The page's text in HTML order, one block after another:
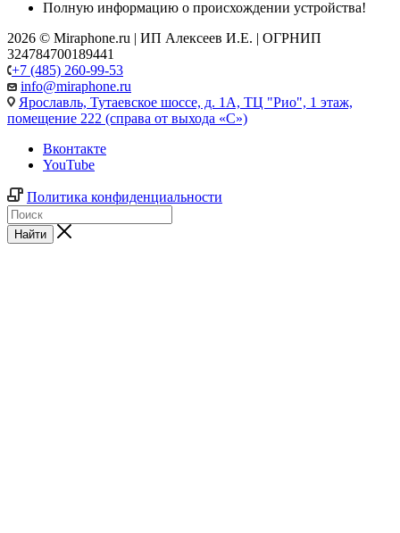
Полную информацию о происхождении устройства!
2026 © Miraphone.ru | ИП Алексеев И.Е. | ОГРНИП
324784700189441
+7 (485) 260-99-53
info@miraphone.ru
Ярославль, Тутаевское шоссе, д. 1А, ТЦ "Рио", 1 этаж,
помещение 222 (справа от выхода «С»)
Вконтакте
YouTube
Политика конфиденциальности
Найти